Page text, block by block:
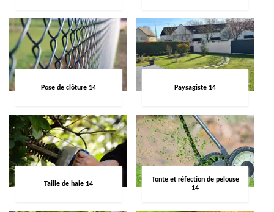
Pose de clôture 14 Paysagiste 14
Taille de haie 14
Tonte et réfection de pelouse
14